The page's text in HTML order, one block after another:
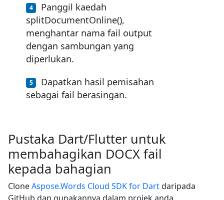
Panggil kaedah
splitDocumentOnline(),
menghantar nama fail output
dengan sambungan yang
diperlukan.
Dapatkan hasil pemisahan
sebagai fail berasingan.
Pustaka Dart/Flutter untuk
membahagikan DOCX fail
kepada bahagian
CloneAspose.Words Cloud SDK for Dartdaripada